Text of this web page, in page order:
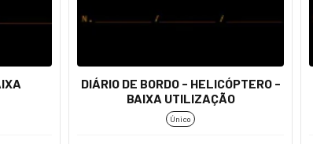
DIÁRIO DE BORDO - HELICÓPTERO -
BAIXA UTILIZAÇÃO
Único